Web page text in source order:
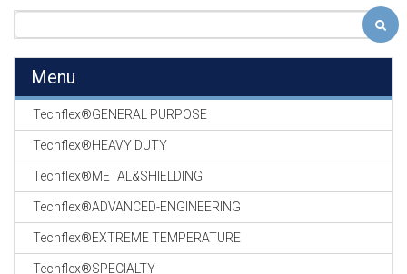
Menu
Techflex®GENERAL PURPOSE
Techflex®HEAVY DUTY
Techflex®METAL&SHIELDING
Techflex®ADVANCED-ENGINEERING
Techflex®EXTREME TEMPERATURE
Techflex®SPECIALTY